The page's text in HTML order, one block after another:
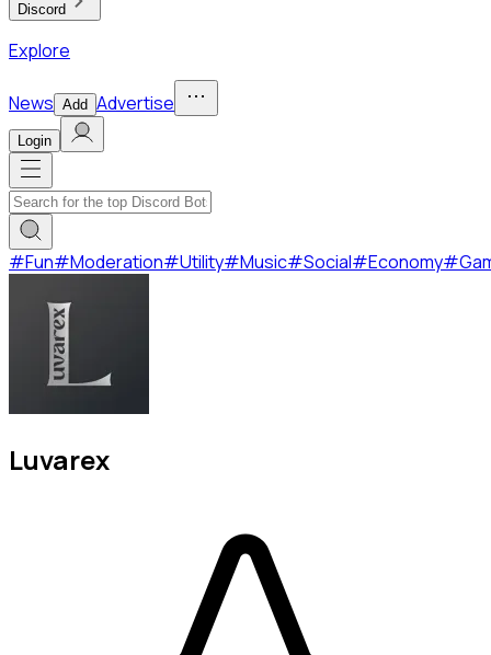
Discord
Explore
News Add Advertise
Login
#Fun#Moderation#Utility#Music#Social#Economy#
Luvarex